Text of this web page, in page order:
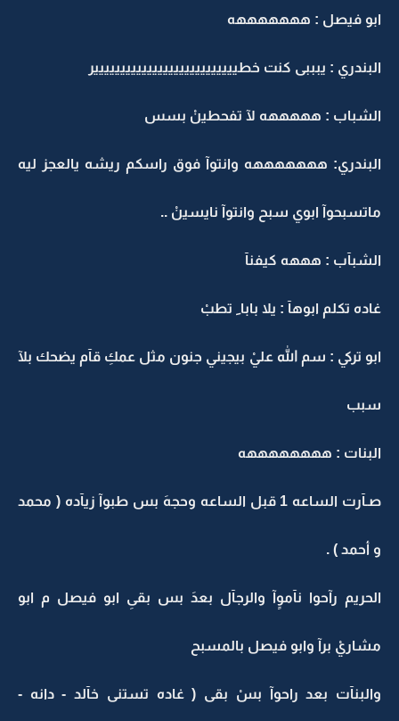
ابو فيصل : هههههههه
البندري : يبببى كنت خطييييييييييييييييييييييييييير
الشباب : هههههه لآ تفحطينْ بسس
البندري: هههههههه وانتوآ فوق راسكم ريشه يالعجز ليه
ماتسبحوآ ابوي سبح وانتوآ نايسينْ ..
الشبآب : هههه كيفنآ
غاده تكلم ابوهآ : يلا بابا ِ تطبْ
ابو تركي : سم الله عليْ بيجيني جنون مثل عمكِ قآم يضحك بلآ
سبب
البنات : ههههههههه
صـآرت الساعه 1 قبل الساعه وحجهَ بس طبوآ زيآده ( محمد
و أحمد ) .
الحريم رآحوا نآموٍآ والرجآل بعدَ بس بقىِ ابو فيصل م ابو
مشاريْ برآ وابو فيصل بالمسبح
والبنآت بعد راحوآ بسْ بقى ( غاده تستنى خآلد - دانه -